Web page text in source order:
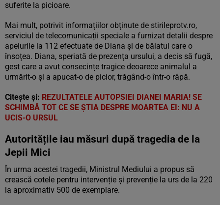
suferite la picioare.
Mai mult, potrivit informațiilor obținute de stirileprotv.ro,
serviciul de telecomunicații speciale a furnizat detalii despre
apelurile la 112 efectuate de Diana și de băiatul care o
însoțea. Diana, speriată de prezența ursului, a decis să fugă,
gest care a avut consecințe tragice deoarece animalul a
urmărit-o și a apucat-o de picior, trăgând-o într-o râpă.
Citește și: REZULTATELE AUTOPSIEI DIANEI MARIA! SE
SCHIMBĂ TOT CE SE ŞTIA DESPRE MOARTEA EI: NU A
UCIS-O URSUL
Autoritățile iau măsuri după tragedia de la
Jepii Mici
În urma acestei tragedii, Ministrul Mediului a propus să
crească cotele pentru intervenție și prevenție la urs de la 220
la aproximativ 500 de exemplare.